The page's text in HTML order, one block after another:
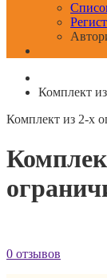
Комплект
Комплект из 2-х
0 отзывов